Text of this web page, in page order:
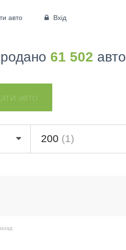
авто Вхід
61 502 авто
авто
200 (1)